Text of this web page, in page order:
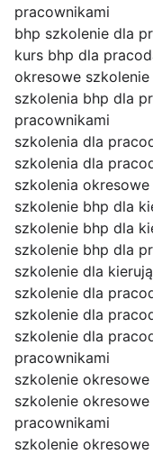
pracownikami
bhp szkolenie dla
kurs bhp dla
okresowe
szkolenia bhp dla
pracownikami
szkolenia dla
szkolenia dla
szkolenia
szkolenie bhp dla
szkolenie bhp dla
szkolenie bhp dla
szkolenie dla
szkolenie dla
szkolenie dla
szkolenie dla
pracownikami
szkolenie
szkolenie
pracownikami
szkolenie